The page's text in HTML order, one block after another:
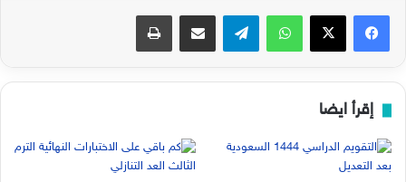
فيسبوك‫X واتساب تيلقرام مشاركة عبر البريد طباعة
إقرأ ايضا